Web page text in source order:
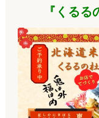
『くる